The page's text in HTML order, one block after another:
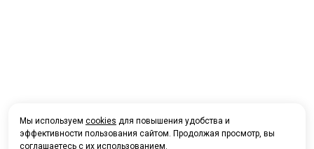
Мы используем cookies для повышения удобства и
эффективности пользования сайтом. Продолжая просмотр, вы
соглашаетесь с их использованием.